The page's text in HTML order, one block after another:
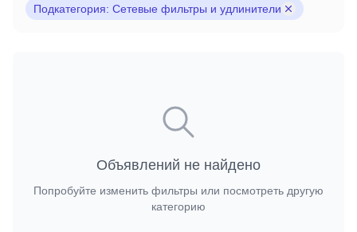
Подкатегория: Сетевые фильтры и удлинители
Объявлений не найдено
Попробуйте изменить фильтры или посмотреть другую
категорию